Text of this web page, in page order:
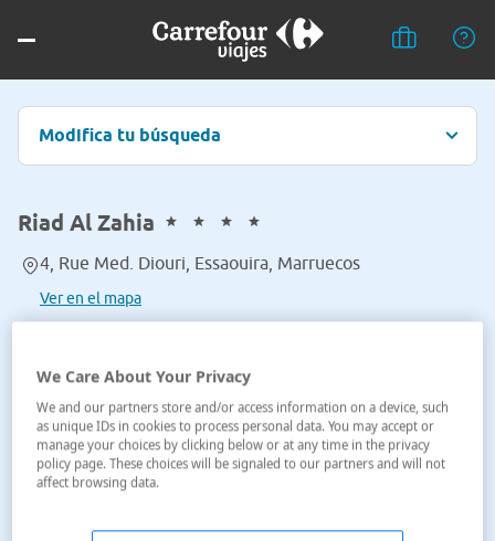
Modifica tu búsqueda
Riad Al Zahia
4, Rue Med. Diouri, Essaouira, Marruecos
Ver en el mapa
We Care About Your Privacy
We and our partners store and/or access information on a device, such
as unique IDs in cookies to process personal data. You may accept or
manage your choices by clicking below or at any time in the privacy
policy page. These choices will be signaled to our partners and will not
affect browsing data.